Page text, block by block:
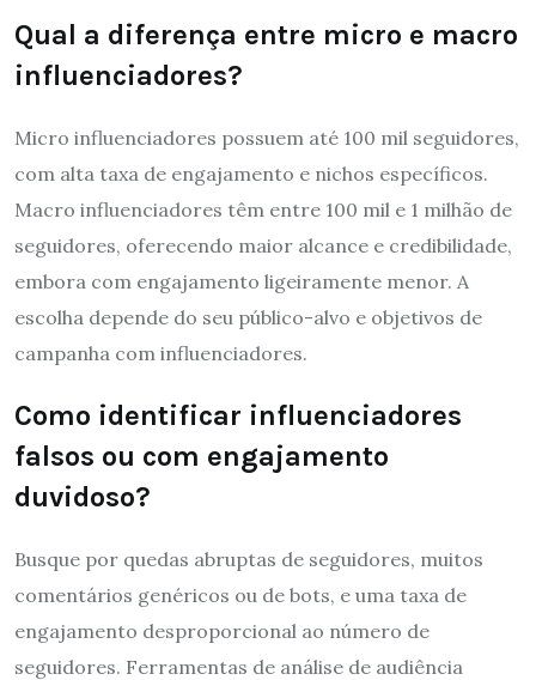
Qual a diferença entre micro e macro
influenciadores?
Micro influenciadores possuem até 100 mil seguidores,
com alta taxa de engajamento e nichos específicos.
Macro influenciadores têm entre 100 mil e 1 milhão de
seguidores, oferecendo maior alcance e credibilidade,
embora com engajamento ligeiramente menor. A
escolha depende do seu público-alvo e objetivos de
campanha com influenciadores.
Como identificar influenciadores
falsos ou com engajamento
duvidoso?
Busque por quedas abruptas de seguidores, muitos
comentários genéricos ou de bots, e uma taxa de
engajamento desproporcional ao número de
seguidores. Ferramentas de análise de audiência